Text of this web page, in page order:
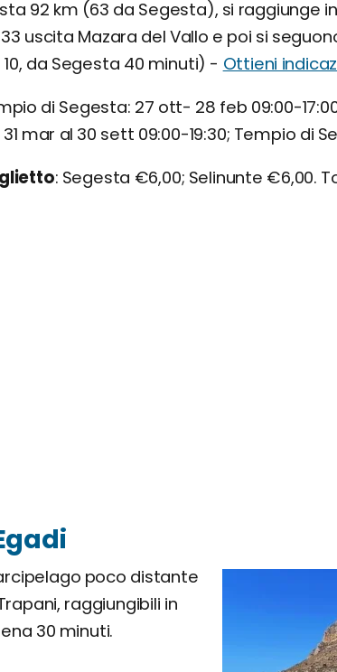
92 km (63 da Segesta), si raggiunge
uscita Mazara del Vallo e poi si
10, da Segesta 40 minuti) - Ottieni
di Segesta: 27 ott- 28 feb 09:00-
31 mar al 30 sett 09:00-19:30; Tempio di
Segesta €6,00; Selinunte €6,00.
poco distante
raggiungibili in
30 minuti.